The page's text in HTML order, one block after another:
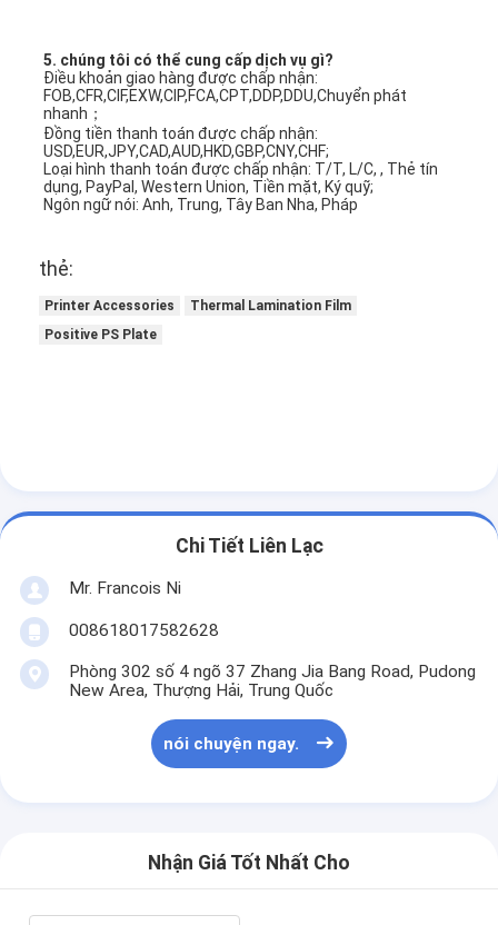
Liên hệ chúng tôi
Tin tức
Các trường hợp
Máy cắt Laser
Máy ép công nghiệp
Máy in tự động
Thiết bị báo trước
Laser Marking Machine
5. chúng tôi có thể cung cấp dịch vụ gì?
Điều khoản giao hàng được chấp nhận:
FOB,CFR,CIF,EXW,CIP,FCA,CPT,DDP,DDU,Chuyển phát
nhanh；
Đồng tiền thanh toán được chấp nhận:
USD,EUR,JPY,CAD,AUD,HKD,GBP,CNY,CHF;
Loại hình thanh toán được chấp nhận: T/T, L/C, , Thẻ tín
dụng, PayPal, Western Union, Tiền mặt, Ký quỹ;
Ngôn ngữ nói: Anh, Trung, Tây Ban Nha, Pháp
thẻ:
Printer Accessories
Thermal Lamination Film
Positive PS Plate
Chi Tiết Liên Lạc
Mr. Francois Ni
008618017582628
Phòng 302 số 4 ngõ 37 Zhang Jia Bang Road, Pudong
New Area, Thượng Hải, Trung Quốc
nói chuyện ngay.
Nhận Giá Tốt Nhất Cho